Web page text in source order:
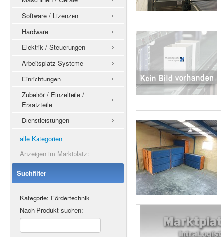
Software / Lizenzen
Hardware
Elektrik / Steuerungen
Arbeitsplatz-Systeme
Einrichtungen
Zubehör / Einzelteile /
Ersatzteile
Dienstleistungen
alle Kategorien
Anzeigen im Marktplatz:
Suchfilter
Kategorie: Fördertechnik
Nach Produkt suchen: